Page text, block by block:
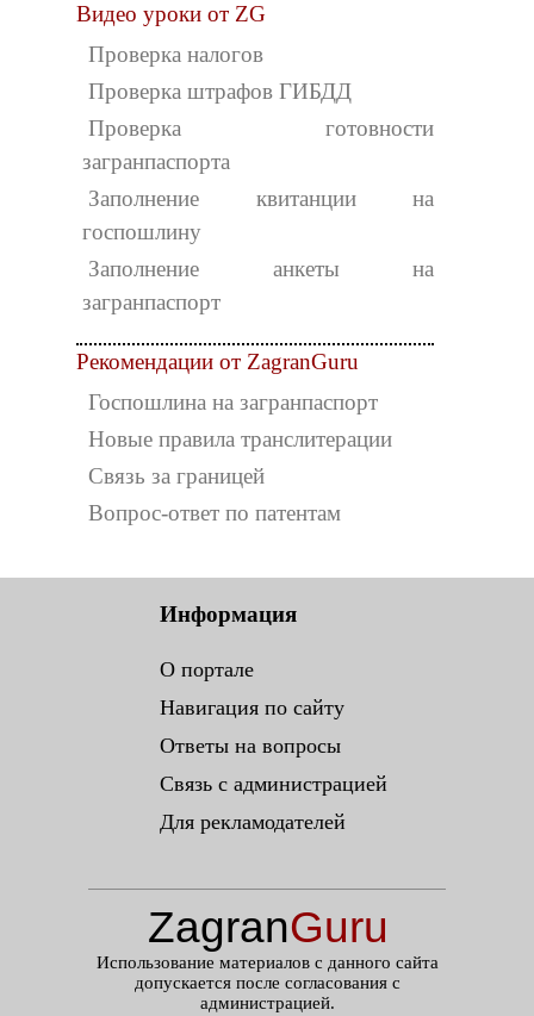
Видео уроки от ZG
Проверка налогов
Проверка штрафов ГИБДД
Проверка готовности
загранпаспорта
Заполнение квитанции на
госпошлину
Заполнение анкеты на
загранпаспорт
Рекомендации от ZagranGuru
Госпошлина на загранпаспорт
Новые правила транслитерации
Связь за границей
Вопрос-ответ по патентам
Информация
О портале
Навигация по сайту
Ответы на вопросы
Связь с администрацией
Для рекламодателей
ZagranGuru
Использование материалов с данного сайта
допускается после согласования с
администрацией.